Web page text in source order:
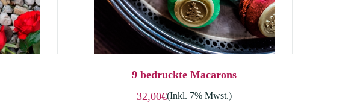
9 bedruckte Macarons
32,00€(Inkl. 7% Mwst.)